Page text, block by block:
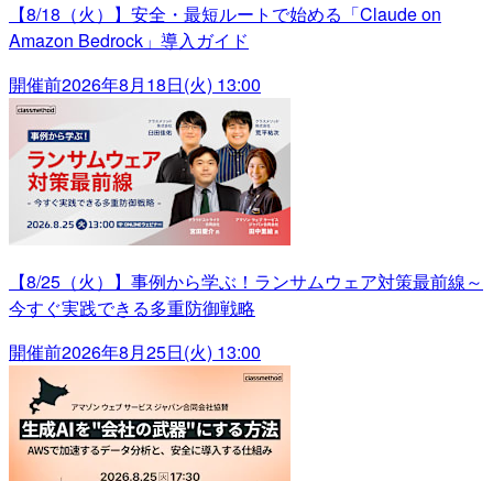
【8/18（火）】安全・最短ルートで始める「Claude on
Amazon Bedrock」導入ガイド
開催前2026年8月18日(火) 13:00
【8/25（火）】事例から学ぶ！ランサムウェア対策最前線～
今すぐ実践できる多重防御戦略
開催前2026年8月25日(火) 13:00